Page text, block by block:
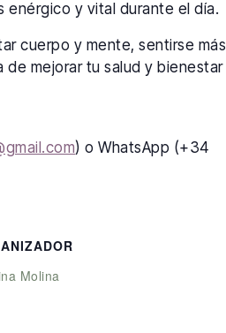
enérgico y vital durante el día.
cuerpo y mente, sentirse más
de mejorar tu salud y bienestar
) o WhatsApp (+34
Molina